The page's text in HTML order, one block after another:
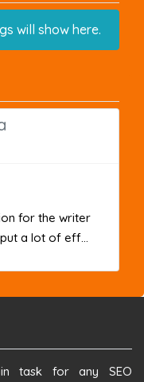
will show here.
for the writer
a lot of eff...
task for any SEO